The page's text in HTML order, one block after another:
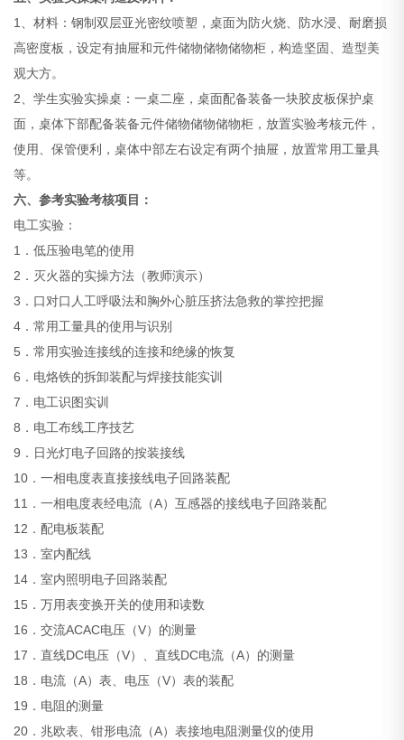
1、材料：钢制双层亚光密纹喷塑，桌面为防火烧、防水浸、耐磨损
高密度板，设定有抽屉和元件储物储物储物柜，构造坚固、造型美
观大方。
2、学生实验实操桌：一桌二座，桌面配备装备一块胶皮板保护桌
面，桌体下部配备装备元件储物储物储物柜，放置实验考核元件，
使用、保管便利，桌体中部左右设定有两个抽屉，放置常用工量具
等。
六、参考实验考核项目：
电工实验：
1．低压验电笔的使用
2．灭火器的实操方法（教师演示）
3．口对口人工呼吸法和胸外心脏压挤法急救的掌控把握
4．常用工量具的使用与识别
5．常用实验连接线的连接和绝缘的恢复
6．电烙铁的拆卸装配与焊接技能实训
7．电工识图实训
8．电工布线工序技艺
9．日光灯电子回路的按装接线
10．一相电度表直接接线电子回路装配
11．一相电度表经电流（A）互感器的接线电子回路装配
12．配电板装配
13．室内配线
14．室内照明电子回路装配
15．万用表变换开关的使用和读数
16．交流ACAC电压（V）的测量
17．直线DC电压（V）、直线DC电流（A）的测量
18．电流（A）表、电压（V）表的装配
19．电阻的测量
20．兆欧表、钳形电流（A）表接地电阻测量仪的使用